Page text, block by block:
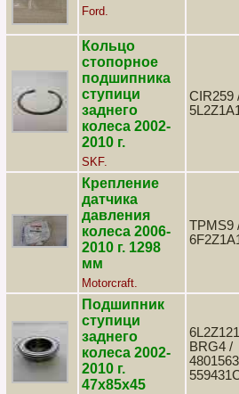
Ford.
Кольцо
стопорное
подшипника
ступици
заднего
колеса 2002-
2010 г.
SKF.
CIR259
Крепление
датчика
давления
колеса 2006-
2010 г. 1298
мм
Motorcraft.
TPMS9
Подшипник
ступици
заднего
колеса 2002-
2010 г.
47х85х45
BRG4 /